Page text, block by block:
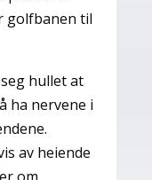
golfbanen til
hullet at
ha nervene i
av heiende